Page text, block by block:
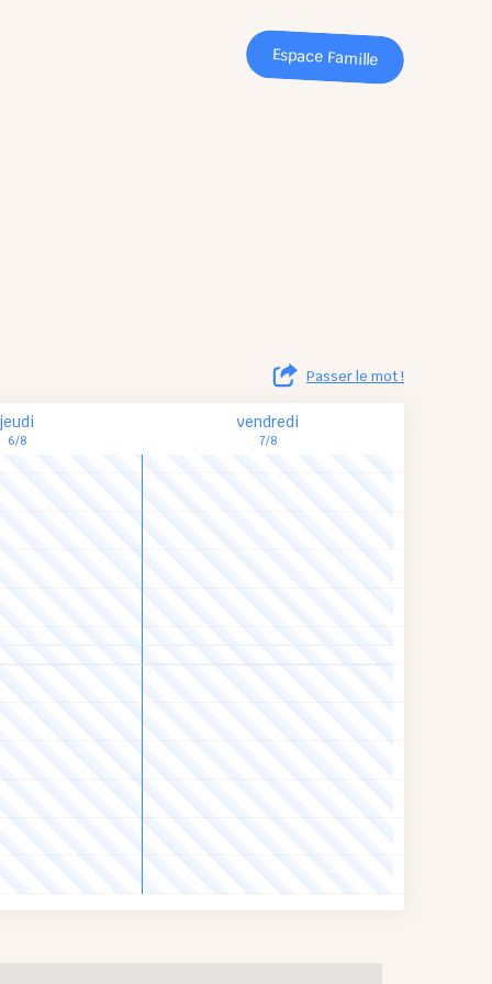
Espace Famille
Passer le mot !
jeudi
6/8
vendredi
7/8